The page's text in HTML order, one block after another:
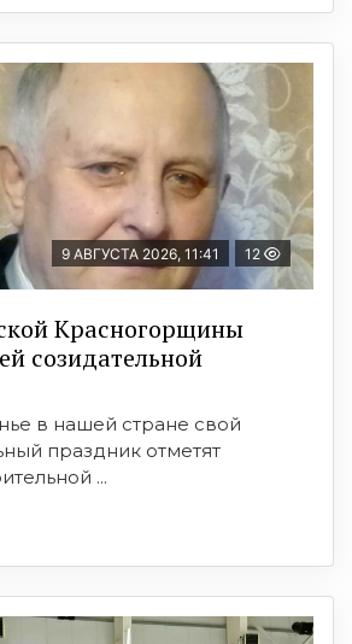
9 АВГУСТА 2026, 11:41 12
Красногорщины
созидательной
в нашей стране свой
праздник отметят
...